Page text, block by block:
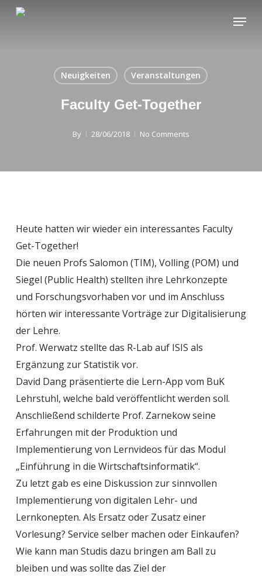
Skip
Menu
Neuigkeiten Veranstaltungen
Faculty Get-Together
By 28/06/2018 No Comments
Heute hatten wir wieder ein interessantes Faculty
Get-Together!
Die neuen Profs Salomon (TIM), Volling (POM) und
Siegel (Public Health) stellten ihre Lehrkonzepte
und Forschungsvorhaben vor und im Anschluss
hörten wir interessante Vorträge zur Digitalisierung
der Lehre.
Prof. Werwatz stellte das R-Lab auf ISIS als
Ergänzung zur Statistik vor.
David Dang präsentierte die Lern-App vom BuK
Lehrstuhl, welche bald veröffentlicht werden soll.
Anschließend schilderte Prof. Zarnekowseine
Erfahrungen mit der Produktion und
Implementierung von Lernvideos für das Modul
„Einführung in die Wirtschaftsinformatik“.
Zu letzt gab es eine Diskussion zur sinnvollen
Implementierung von digitalen Lehr- und
Lernkonepten. Als Ersatz oder Zusatz einer
Vorlesung? Service selber machen oder Einkaufen?
Wie kann man Studis dazu bringen am Ball zu
bleiben und was sollte das Ziel der